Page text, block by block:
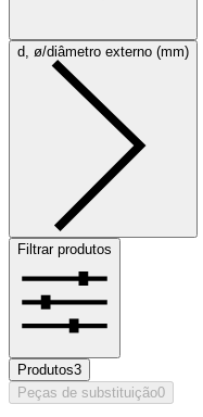
d, ø/diâmetro externo (mm)
Filtrar produtos
Produtos3
Peças de substituição0